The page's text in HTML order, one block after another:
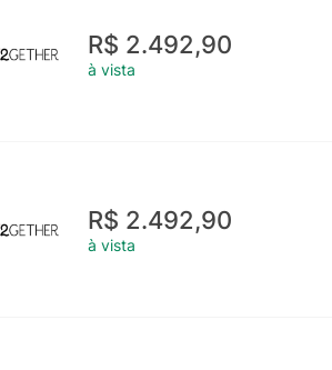
R$ 2.492,90
à vista
R$ 2.492,90
à vista